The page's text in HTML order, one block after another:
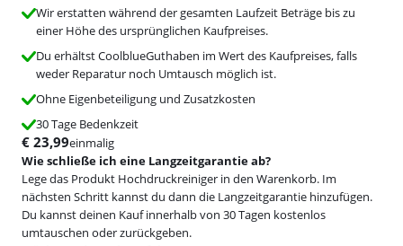
Wir erstatten während der gesamten Laufzeit Beträge bis zu
einer Höhe des ursprünglichen Kaufpreises.
Du erhältst CoolblueGuthaben im Wert des Kaufpreises, falls
weder Reparatur noch Umtausch möglich ist.
Ohne Eigenbeteiligung und Zusatzkosten
30 Tage Bedenkzeit
€ 23,99einmalig
Wie schließe ich eine Langzeitgarantie ab?
Lege das Produkt Hochdruckreiniger in den Warenkorb. Im
nächsten Schritt kannst du dann die Langzeitgarantie hinzufügen.
Du kannst deinen Kauf innerhalb von 30 Tagen kostenlos
umtauschen oder zurückgeben.